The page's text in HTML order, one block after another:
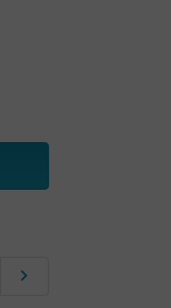
Siguiente
